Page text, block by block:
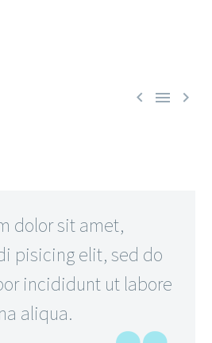
  
dolor sit amet,
pisicing elit, sed do
incididunt ut labore
aliqua.